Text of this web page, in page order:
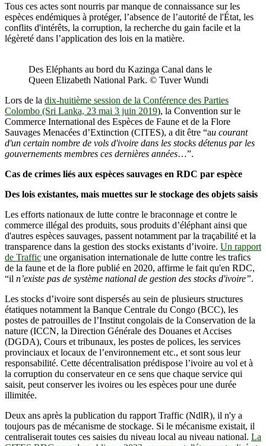
Tous ces actes sont nourris par manque de connaissance sur les
espèces endémiques à protéger, l’absence de l’autorité de l'État, les
conflits d'intérêts, la corruption, la recherche du gain facile et la
légèreté dans l’application des lois en la matière.
Des Eléphants au bord du Kazinga Canal dans le
Queen Elizabeth National Park. © Tuver Wundi
Lors de la dix-huitième session de la Conférence des Parties
Colombo (Sri Lanka, 23 mai 3 juin 2019), la Convention sur le
Commerce International des Espèces de Faune et de la Flore
Sauvages Menacées d’Extinction (CITES), a dit être “au courant
d'un certain nombre de vols d'ivoire dans les stocks détenus par les
gouvernements membres ces dernières années…”.
Cas de crimes liés aux espèces sauvages en RDC par espèce
Des lois existantes, mais muettes sur le stockage des objets saisis
Les efforts nationaux de lutte contre le braconnage et contre le
commerce illégal des produits, sous produits d’éléphant ainsi que
d'autres espèces sauvages, passent notamment par la traçabilité et la
transparence dans la gestion des stocks existants d’ivoire. Un rapport
de Traffic une organisation internationale de lutte contre les trafics
de la faune et de la flore publié en 2020, affirme le fait qu'en RDC,
“il n’existe pas de système national de gestion des stocks d'ivoire”.
Les stocks d’ivoire sont dispersés au sein de plusieurs structures
étatiques notamment la Banque Centrale du Congo (BCC), les
postes de patrouilles de l’Institut congolais de la Conservation de la
nature (ICCN, la Direction Générale des Douanes et Accises
(DGDA), Cours et tribunaux, les postes de polices, les services
provinciaux et locaux de l’environnement etc., et sont sous leur
responsabilité. Cette décentralisation prédispose l’ivoire au vol et à
la corruption du conservateur en ce sens que chaque service qui
saisit, peut conserver les ivoires ou les espèces pour une durée
illimitée.
Deux ans après la publication du rapport Traffic (NdlR), il n'y a
toujours pas de mécanisme de stockage. Si le mécanisme existait, il
centraliserait toutes ces saisies du niveau local au niveau national. La